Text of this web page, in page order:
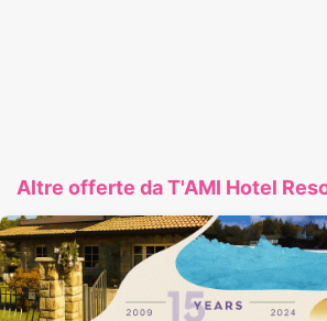
Altre offerte da T'AMI Hotel